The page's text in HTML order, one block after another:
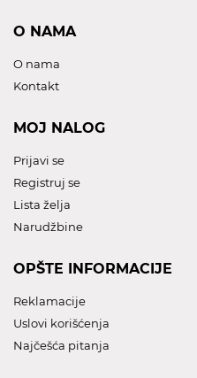
O NAMA
O nama
Kontakt
MOJ NALOG
Prijavi se
Registruj se
Lista želja
Narudžbine
OPŠTE INFORMACIJE
Reklamacije
Uslovi korišćenja
Najčešća pitanja